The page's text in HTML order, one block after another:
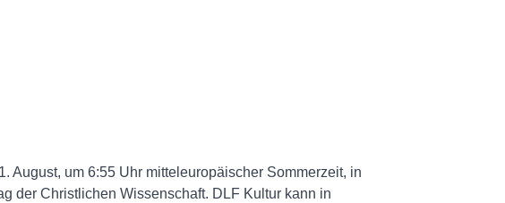
August, um 6:55 Uhr mitteleuropäischer Sommerzeit, in
der Christlichen Wissenschaft. DLF Kultur kann in